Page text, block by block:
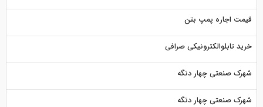
قیمت اجاره پمپ بتن
خرید تابلوالکترونیکی صرافی
شهرک صنعتی چهار دنگه
شهرک صنعتی چهار دنگه